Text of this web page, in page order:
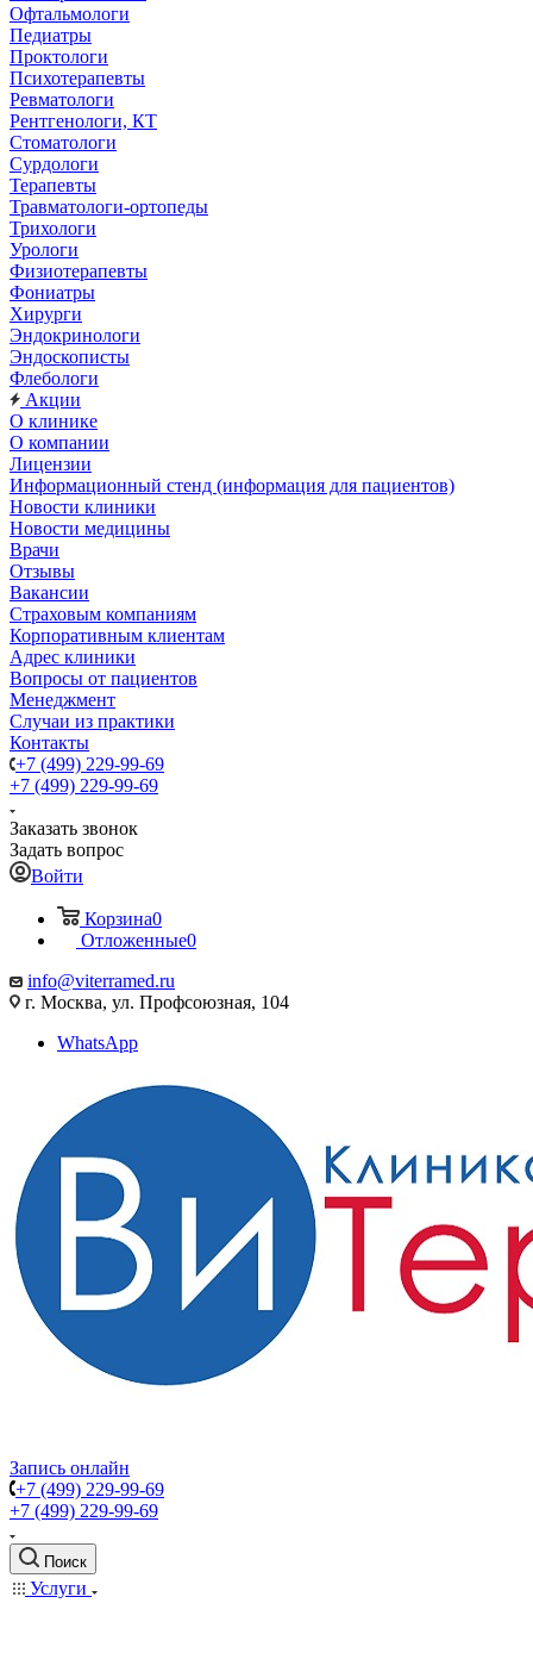
Офтальмологи
Педиатры
Проктологи
Психотерапевты
Ревматологи
Рентгенологи, КТ
Стоматологи
Сурдологи
Терапевты
Травматологи-ортопеды
Трихологи
Урологи
Физиотерапевты
Фониатры
Хирурги
Эндокринологи
Эндоскописты
Флебологи
Акции
О клинике
О компании
Лицензии
Информационный стенд (информация для пациентов)
Новости клиники
Новости медицины
Врачи
Отзывы
Вакансии
Страховым компаниям
Корпоративным клиентам
Адрес клиники
Вопросы от пациентов
Менеджмент
Случаи из практики
Контакты
+7 (499) 229-99-69
+7 (499) 229-99-69
Заказать звонок
Задать вопрос
Войти
Корзина0
Отложенные0
info@viterramed.ru
г. Москва, ул. Профсоюзная, 104
WhatsApp
Запись онлайн
+7 (499) 229-99-69
+7 (499) 229-99-69
Поиск
Услуги